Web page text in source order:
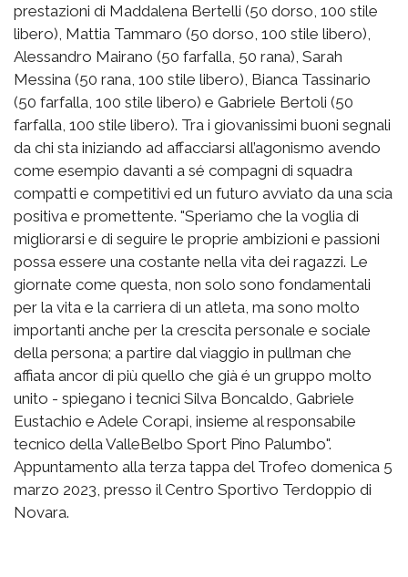
prestazioni di Maddalena Bertelli (50 dorso, 100 stile
libero), Mattia Tammaro (50 dorso, 100 stile libero),
Alessandro Mairano (50 farfalla, 50 rana), Sarah
Messina (50 rana, 100 stile libero), Bianca Tassinario
(50 farfalla, 100 stile libero) e Gabriele Bertoli (50
farfalla, 100 stile libero). Tra i giovanissimi buoni segnali
da chi sta iniziando ad affacciarsi all’agonismo avendo
come esempio davanti a sé compagni di squadra
compatti e competitivi ed un futuro avviato da una scia
positiva e promettente. "Speriamo che la voglia di
migliorarsi e di seguire le proprie ambizioni e passioni
possa essere una costante nella vita dei ragazzi. Le
giornate come questa, non solo sono fondamentali
per la vita e la carriera di un atleta, ma sono molto
importanti anche per la crescita personale e sociale
della persona; a partire dal viaggio in pullman che
affiata ancor di più quello che già é un gruppo molto
unito - spiegano i tecnici Silva Boncaldo, Gabriele
Eustachio e Adele Corapi, insieme al responsabile
tecnico della ValleBelbo Sport Pino Palumbo".
Appuntamento alla terza tappa del Trofeo domenica 5
marzo 2023, presso il Centro Sportivo Terdoppio di
Novara.